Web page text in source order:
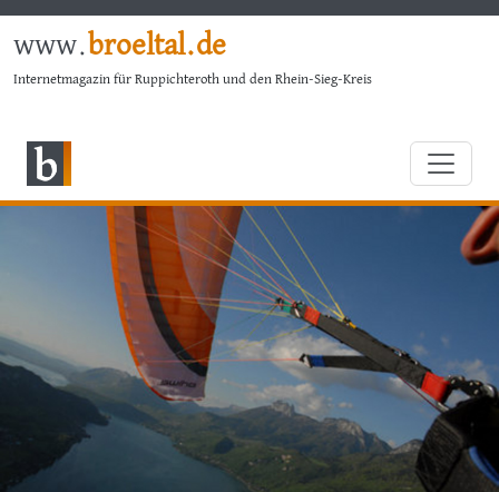
www.broeltal.de
Internetmagazin für Ruppichteroth und den Rhein-Sieg-Kreis